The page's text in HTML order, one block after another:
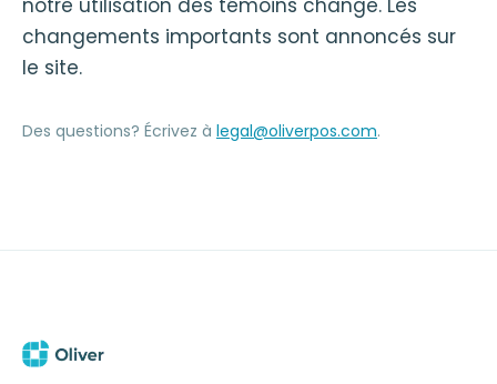
changements importants sont annoncés sur
le site.
Des questions? Écrivez à legal@oliverpos.com.